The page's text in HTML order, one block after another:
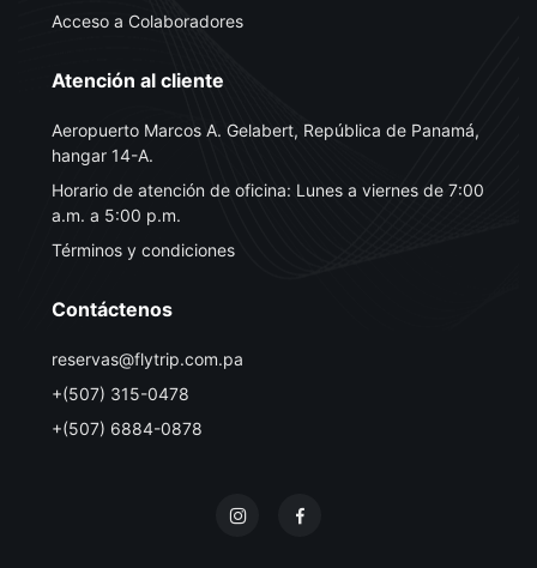
Acceso a Colaboradores
Atención al cliente
Aeropuerto Marcos A. Gelabert, República de Panamá,
hangar 14-A.
Horario de atención de oficina: Lunes a viernes de 7:00
a.m. a 5:00 p.m.
Términos y condiciones
Contáctenos
reservas@flytrip.com.pa
+(507) 315-0478
+(507) 6884-0878